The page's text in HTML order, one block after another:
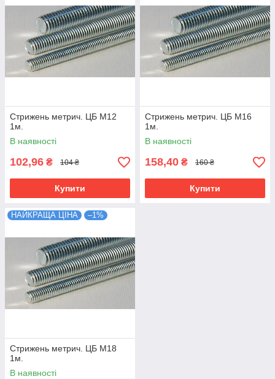
Стрижень метрич. ЦБ М12
1м.
В наявності
102,96 ₴ 104 ₴
Купити
Стрижень метрич. ЦБ М16
1м.
В наявності
158,40 ₴ 160 ₴
Купити
НАЙКРАЩА ЦІНА –1%
Стрижень метрич. ЦБ М18
1м.
В наявності